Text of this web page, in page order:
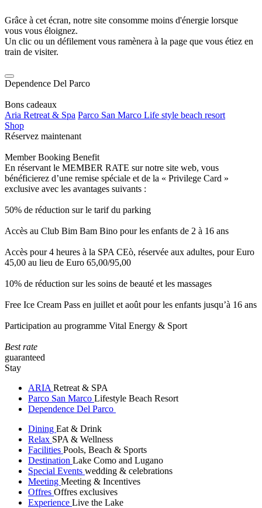
Grâce à cet écran, notre site consomme moins d'énergie lorsque
vous vous éloignez.
Un clic ou un défilement vous ramènera à la page que vous étiez en
train de visiter.
Dependence Del Parco
Bons cadeaux
Aria Retreat & Spa Parco San Marco Life style beach resort
Shop
Réservez maintenant
Member Booking Benefit
En réservant le MEMBER RATE sur notre site web, vous
bénéficierez d’une remise spéciale et de la « Privilege Card »
exclusive avec les avantages suivants :
50% de réduction sur le tarif du parking
Accès au Club Bim Bam Bino pour les enfants de 2 à 16 ans
Accès pour 4 heures à la SPA CEò, réservée aux adultes, pour Euro
45,00 au lieu de Euro 65,00/95,00
10% de réduction sur les soins de beauté et les massages
Free Ice Cream Pass en juillet et août pour les enfants jusqu’à 16 ans
Participation au programme Vital Energy & Sport
Best rate
guaranteed
Stay
ARIA Retreat & SPA
Parco San Marco Lifestyle Beach Resort
Dependence Del Parco
Dining Eat & Drink
Relax SPA & Wellness
Facilities Pools, Beach & Sports
Destination Lake Como and Lugano
Special Events wedding & celebrations
Meeting Meeting & Incentives
Offres Offres exclusives
Experience Live the Lake